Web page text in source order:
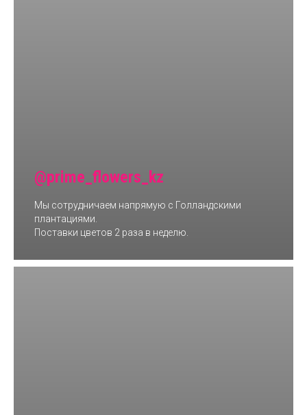
@prime_flowers_kz
Мы сотрудничаем напрямую с Голландскими
плантациями.
Поставки цветов 2 раза в неделю.